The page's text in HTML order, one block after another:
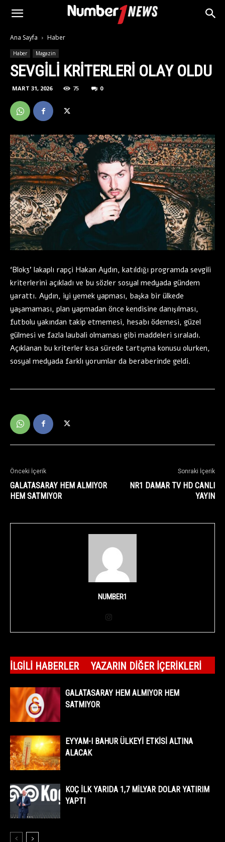
Ana Sayfa Haber
Haber Magazin
SEVGILI KRITERLERI OLAY OLDU
MART 31, 2026 75 0
‘Blok3’ lakaplı rapçi Hakan Aydın, katıldığı programda sevgili
kriterlerini açıkladı ve bu sözler sosyal medyada gündem
yarattı. Aydın, iyi yemek yapması, başka bir ülkede
yaşamaması, plan yapmadan önce kendisine danışılması,
futbolu yakından takip etmemesi, hesabı ödemesi, güzel
gülmesi ve fazla laubali olmaması gibi maddeleri sıraladı.
Açıklanan bu kriterler kısa sürede tartışma konusu olurken,
sosyal medyada farklı yorumlar da beraberinde geldi.
Önceki İçerik
GALATASARAY HEM ALMIYOR
HEM SATMIYOR
Sonraki İçerik
NR1 DAMAR TV HD CANLI
YAYIN
NUMBER1
İLGILI HABERLER YAZARIN DIĞER İÇERIKLERI
GALATASARAY HEM ALMIYOR HEM
SATMIYOR
EYYAM-I BAHUR ÜLKEYİ ETKİSİ ALTINA
ALACAK
KOÇ İLK YARIDA 1,7 MİLYAR DOLAR YATIRIM
YAPTI